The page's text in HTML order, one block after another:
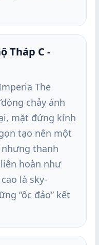
Tháp C -
The
chảy ánh
mặt đứng kính
tạo nên một
thanh
hoàn như
là sky-
“ốc đảo” kết